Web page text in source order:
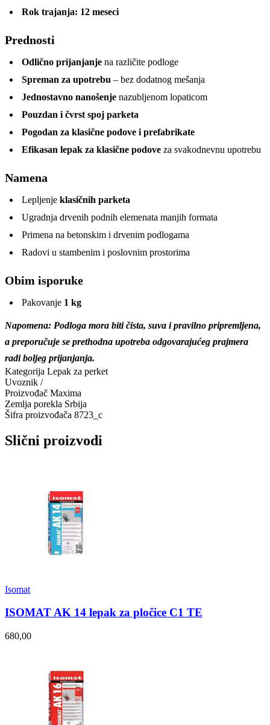
Rok trajanja: 12 meseci
Prednosti
Odlično prijanjanje na različite podloge
Spreman za upotrebu – bez dodatnog mešanja
Jednostavno nanošenje nazubljenom lopaticom
Pouzdan i čvrst spoj parketa
Pogodan za klasične podove i prefabrikate
Efikasan lepak za klasične podove za svakodnevnu upotrebu
Namena
Lepljenje klasičnih parketa
Ugradnja drvenih podnih elemenata manjih formata
Primena na betonskim i drvenim podlogama
Radovi u stambenim i poslovnim prostorima
Obim isporuke
Pakovanje 1 kg
Napomena: Podloga mora biti čista, suva i pravilno pripremljena,
a preporučuje se prethodna upotreba odgovarajućeg prajmera
radi boljeg prijanjanja.
Kategorija Lepak za perket
Uvoznik /
Proizvođač Maxima
Zemlja porekla Srbija
Šifra proizvođača 8723_c
Slični proizvodi
Isomat
ISOMAT AK 14 lepak za pločice C1 TE
680,00